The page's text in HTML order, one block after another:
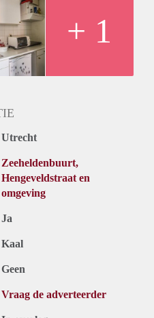
+ 1
Utrecht
Zeeheldenbuurt,
Hengeveldstraat en
omgeving
Ja
Kaal
Geen
Vraag de adverteerder